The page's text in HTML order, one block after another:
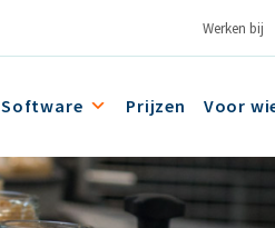
Werken bij
Software Prijzen Voor